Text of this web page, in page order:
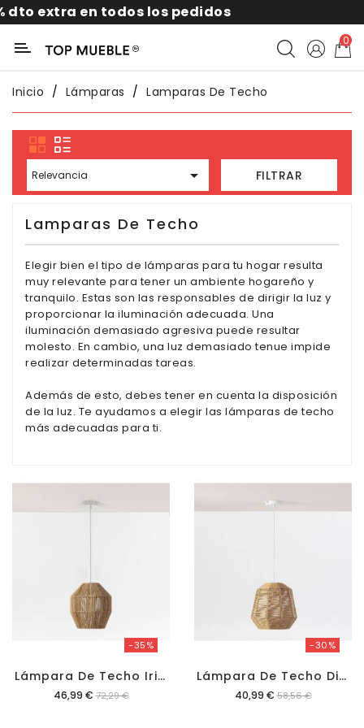
los pedidos
Categoría
Exterior
Salón
Comedor
Dormitorio
Oficina
Lámparas
0
Inicio Lámparas Lamparas De Techo
Relevancia  FILTRAR
Lamparas De Techo
Elegir bien el tipo de lámparas para tu hogar resulta
muy relevante para tener un ambiente hogareño y
tranquilo. Estas son las responsables de dirigir la luz y
proporcionar la iluminación adecuada. Una
iluminación demasiado agresiva puede resultar
molesto. En cambio, una luz demasiado tenue impide
realizar determinadas tareas.
Además de esto, debes tener en cuenta la disposición
de la luz. Te ayudamos a elegir las lámparas de techo
más adecuadas para ti.
-35%
L
Ámpara De Techo Irina
Precio
46,99 € 72,29 €
-30%
L
Ámpara De Techo Dika
Precio
40,99 € 58,56 €